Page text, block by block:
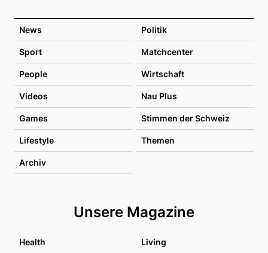
News Politik
Sport Matchcenter
People Wirtschaft
Videos Nau Plus
Games Stimmen der Schweiz
Lifestyle Themen
Archiv
Unsere Magazine
Health Living